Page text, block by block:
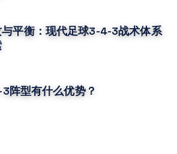
平衡：现代足球3-4-3战术体系
阵型有什么优势？